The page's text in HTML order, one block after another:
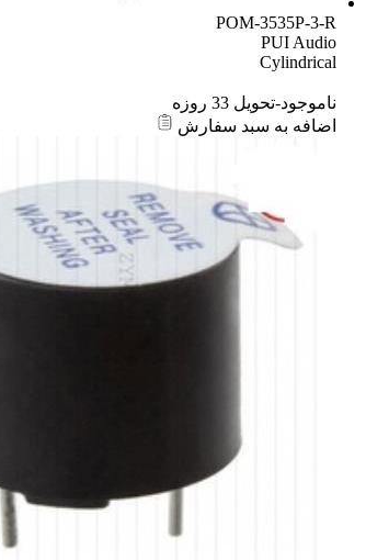
POM-3535P-3-R
PUI Audio
Cylindrical
ناموجود-تحویل 33 روزه
اضافه به سبد سفارش